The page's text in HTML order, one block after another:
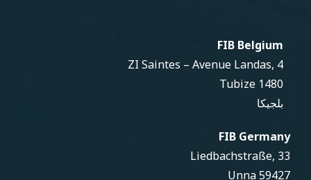
FIB Belgium
ZI Saintes – Avenue Landas, 4
1480 Tubize
بلجيكا
FIB Germany
Liedbachstraße, 33
59427 Unna